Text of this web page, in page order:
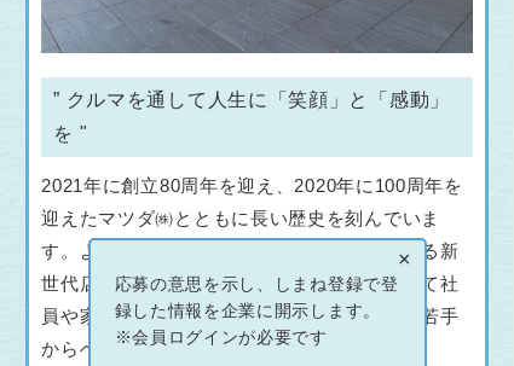
” クルマを通して人生に「笑顔」と「感動」
を "
2021年に創立80周年を迎え、2020年に100周年を
迎えたマツダ㈱とともに長い歴史を刻んでいま
す。より一層マツダブランドを体感いただける新
世代店舗に生まれ変わり、お客様や地域そして社
員や家族に「選ばれ続ける」会社を目指して若手
からベテランまで一緒に活動しています。
×
応募の意思を示し、しまね登録で登
録した情報を企業に開示します。
※会員ログインが必要です